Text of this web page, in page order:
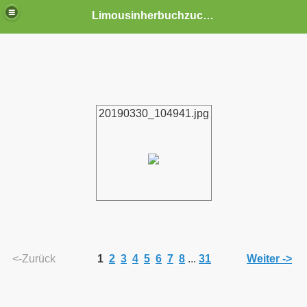
Limousinherbuchzuchtbetrieb DUHR
20190330_104941.jpg
<-Zurück 1 2 3 4 5 6 7 8 ... 31 Weiter ->